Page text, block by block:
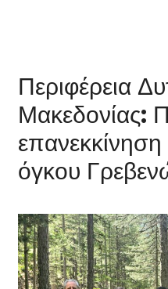
Περιφέρεια
Μακεδονίας:
επανεκκίνηση
όγκου